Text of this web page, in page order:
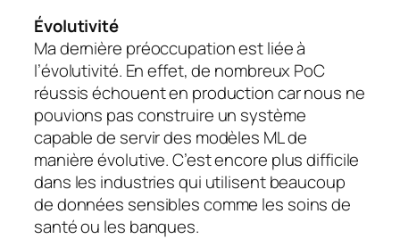
Évolutivité
Ma dernière préoccupation est liée à
l’évolutivité. En effet, de nombreux PoC
réussis échouent en production car nous ne
pouvions pas construire un système
capable de servir des modèles ML de
manière évolutive. C’est encore plus difficile
dans les industries qui utilisent beaucoup
de données sensibles comme les soins de
santé ou les banques.